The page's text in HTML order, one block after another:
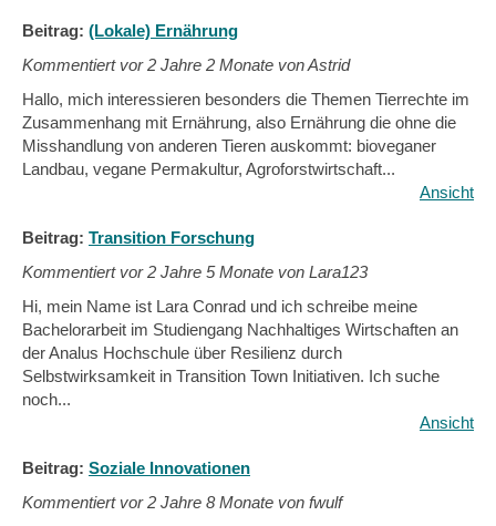
Beitrag: (Lokale) Ernährung
Kommentiert vor2 Jahre 2 Monate von Astrid
Hallo, mich interessieren besonders die Themen Tierrechte im
Zusammenhang mit Ernährung, also Ernährung die ohne die
Misshandlung von anderen Tieren auskommt: bioveganer
Landbau, vegane Permakultur, Agroforstwirtschaft...
Ansicht
Beitrag: Transition Forschung
Kommentiert vor2 Jahre 5 Monate von Lara123
Hi, mein Name ist Lara Conrad und ich schreibe meine
Bachelorarbeit im Studiengang Nachhaltiges Wirtschaften an
der Analus Hochschule über Resilienz durch
Selbstwirksamkeit in Transition Town Initiativen. Ich suche
noch...
Ansicht
Beitrag: Soziale Innovationen
Kommentiert vor2 Jahre 8 Monate von fwulf